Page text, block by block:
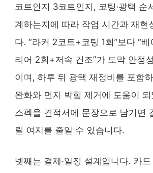
코트인지 3코트인지, 코팅·광택 순
계하는지에 따라 작업 시간과 재현
다. “라커 2코트+코팅 1회”보다 “
리어 2회+저속 건조”가 도막 안정
이며, 하루 뒤 광택 재정비를 포함
완화와 먼지 박힘 제거에 도움이 되
스펙을 견적서에 문장으로 남기면
릴 여지를 줄일 수 있습니다.
넷째는 결제·일정 설계입니다. 카